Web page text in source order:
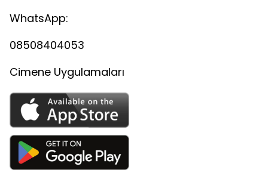
WhatsApp:
08508404053
Cimene Uygulamaları